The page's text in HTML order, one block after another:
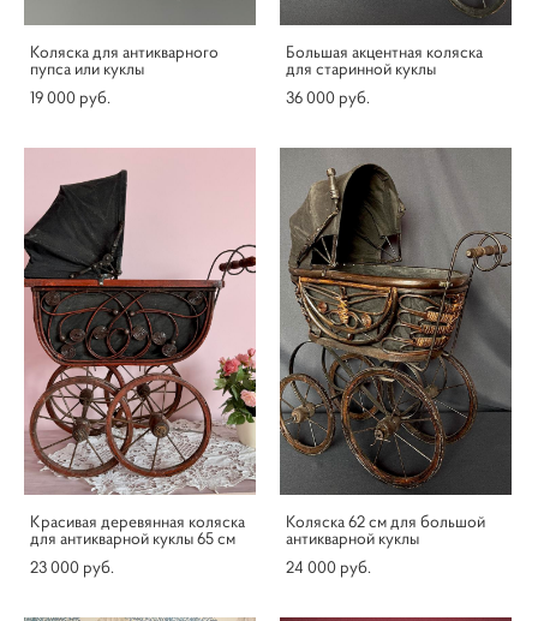
Коляска для антикварного
пупса или куклы
19 000 pуб.
Большая акцентная коляска
для старинной куклы
36 000 pуб.
Красивая деревянная коляска
для антикварной куклы 65 см
23 000 pуб.
Коляска 62 см для большой
антикварной куклы
24 000 pуб.